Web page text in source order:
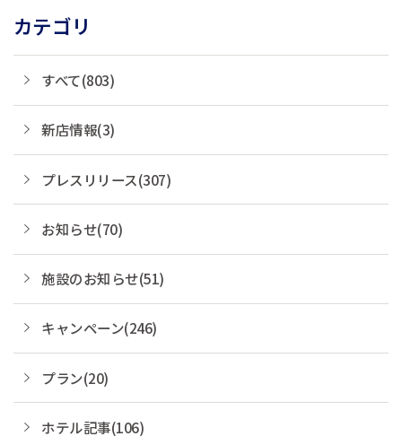
カテゴリ
すべて(803)
新店情報(3)
プレスリリース(307)
お知らせ(70)
施設のお知らせ(51)
キャンペーン(246)
プラン(20)
ホテル記事(106)